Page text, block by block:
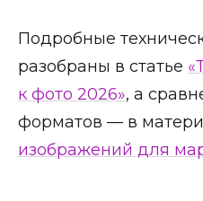
Подробные
разобраны в статье
к фото 2026», а
форматов — в
изображений для